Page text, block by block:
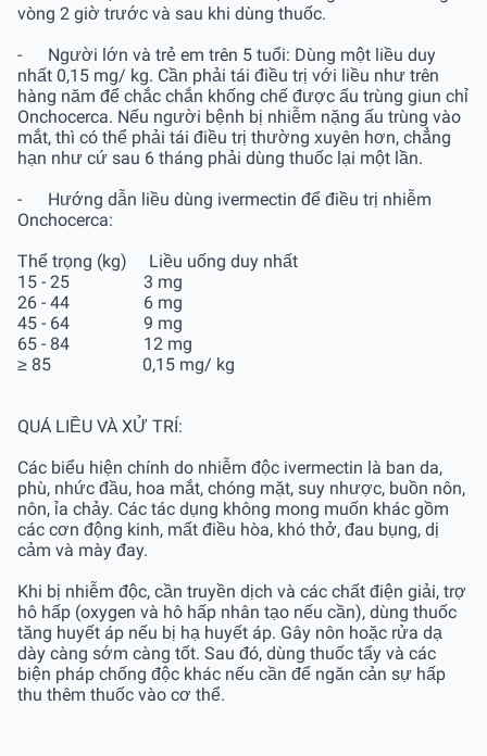
vòng 2 giờ trước và sau khi dùng thuốc.
- Người lớn và trẻ em trên 5 tuổi: Dùng một liều duy
nhất 0,15 mg/ kg. Cần phải tái điều trị với liều như trên
hàng năm để chắc chắn khống chế được ấu trùng giun chỉ
Onchocerca. Nếu người bệnh bị nhiễm nặng ấu trùng vào
mắt, thì có thể phải tái điều trị thường xuyên hơn, chẳng
hạn như cứ sau 6 tháng phải dùng thuốc lại một lần.
- Hướng dẫn liều dùng ivermectin để điều trị nhiễm
Onchocerca:
Thể trọng (kg) Liều uống duy nhất
15 - 25 3 mg
26 - 44 6 mg
45 - 64 9 mg
65 - 84 12 mg
≥ 85 0,15 mg/ kg
QUÁ LIỀU VÀ XỬ TRÍ:
Các biểu hiện chính do nhiễm độc ivermectin là ban da,
phù, nhức đầu, hoa mắt, chóng mặt, suy nhược, buồn nôn,
nôn, ỉa chảy. Các tác dụng không mong muốn khác gồm
các cơn động kinh, mất điều hòa, khó thở, đau bụng, dị
cảm và mày đay.
Khi bị nhiễm độc, cần truyền dịch và các chất điện giải, trợ
hô hấp (oxygen và hô hấp nhân tạo nếu cần), dùng thuốc
tăng huyết áp nếu bị hạ huyết áp. Gây nôn hoặc rửa dạ
dày càng sớm càng tốt. Sau đó, dùng thuốc tẩy và các
biện pháp chống độc khác nếu cần để ngăn cản sự hấp
thu thêm thuốc vào cơ thể.